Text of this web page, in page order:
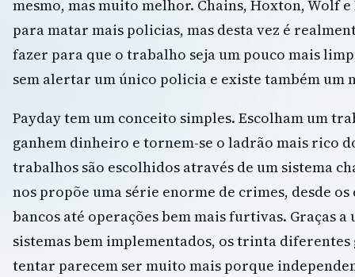
mesmo, mas muito melhor. Chains, Hoxton, Wolf
para matar mais policias, mas desta vez é
fazer para que o trabalho seja um pouco mais
sem alertar um único policia e existe também um
Payday tem um conceito simples. Escolham um
ganhem dinheiro e tornem-se o ladrão mais rico
trabalhos são escolhidos através de um sistema
nos propõe uma série enorme de crimes, desde os
bancos até operações bem mais furtivas. Graças a
sistemas bem implementados, os trinta diferentes
tentar parecem ser muito mais porque